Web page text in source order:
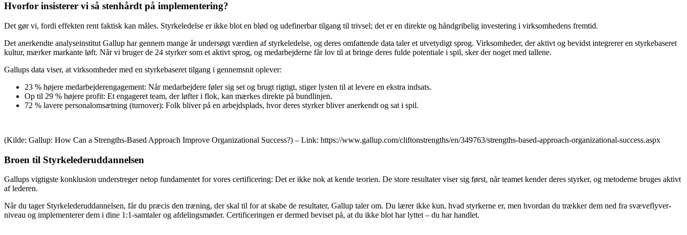
Hvorfor insisterer vi så stenhårdt på implementering?
Det gør vi, fordi effekten rent faktisk kan måles. Styrkeledelse er ikke blot en blød og udefinerbar tilgang til trivsel; det er en direkte og håndgribelig investering i virksomhedens fremtid.
Det anerkendte analyseinstitut Gallup har gennem mange år undersøgt værdien af styrkeledelse, og deres omfattende data taler et utvetydigt sprog. Virksomheder, der aktivt og bevidst integrerer en styrkebaseret
kultur, mærker markante løft. Når vi bruger de 24 styrker som et aktivt sprog, og medarbejderne får lov til at bringe deres fulde potentiale i spil, sker der noget med tallene.
Gallups data viser, at virksomheder med en styrkebaseret tilgang i gennemsnit oplever:
23 % højere medarbejderengagement: Når medarbejdere føler sig set og brugt rigtigt, stiger lysten til at levere en ekstra indsats.
Op til 29 % højere profit: Et engageret team, der løfter i flok, kan mærkes direkte på bundlinjen.
72 % lavere personalomsætning (turnover): Folk bliver på en arbejdsplads, hvor deres styrker bliver anerkendt og sat i spil.
(Kilde: Gallup: How Can a Strengths-Based Approach Improve Organizational Success?) – Link: https://www.gallup.com/cliftonstrengths/en/349763/strengths-based-approach-organizational-success.aspx
Broen til Styrkelederuddannelsen
Gallups vigtigste konklusion understreger netop fundamentet for vores certificering: Det er ikke nok at kende teorien. De store resultater viser sig først, når teamet kender deres styrker, og metoderne bruges aktivt
af lederen.
Når du tager Styrkelederuddannelsen, får du præcis den træning, der skal til for at skabe de resultater, Gallup taler om. Du lærer ikke kun, hvad styrkerne er, men hvordan du trækker dem ned fra svæveflyver-
niveau og implementerer dem i dine 1:1-samtaler og afdelingsmøder. Certificeringen er dermed beviset på, at du ikke blot har lyttet – du har handlet.